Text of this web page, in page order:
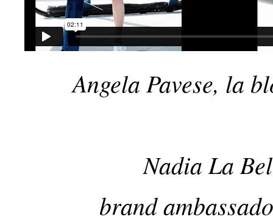
Angela Pavese, la
Nadia La
brand